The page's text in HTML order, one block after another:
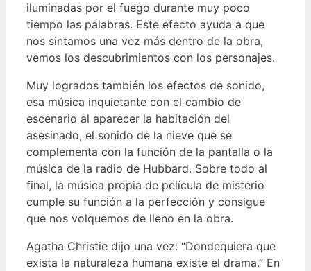
iluminadas por el fuego durante muy poco
tiempo las palabras. Este efecto ayuda a que
nos sintamos una vez más dentro de la obra,
vemos los descubrimientos con los personajes.
Muy logrados también los efectos de sonido,
esa música inquietante con el cambio de
escenario al aparecer la habitación del
asesinado, el sonido de la nieve que se
complementa con la función de la pantalla o la
música de la radio de Hubbard. Sobre todo al
final, la música propia de película de misterio
cumple su función a la perfección y consigue
que nos volquemos de lleno en la obra.
Agatha Christie dijo una vez: “Dondequiera que
exista la naturaleza humana existe el drama.” En